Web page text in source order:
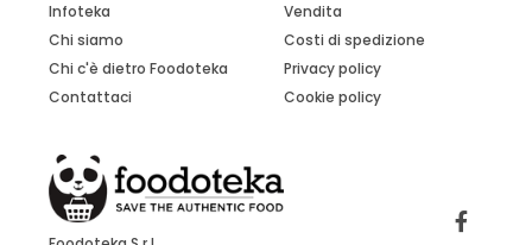
Infoteka
Chi siamo
Chi c'è dietro Foodoteka
Contattaci
Vendita
Costi di spedizione
Privacy policy
Cookie policy